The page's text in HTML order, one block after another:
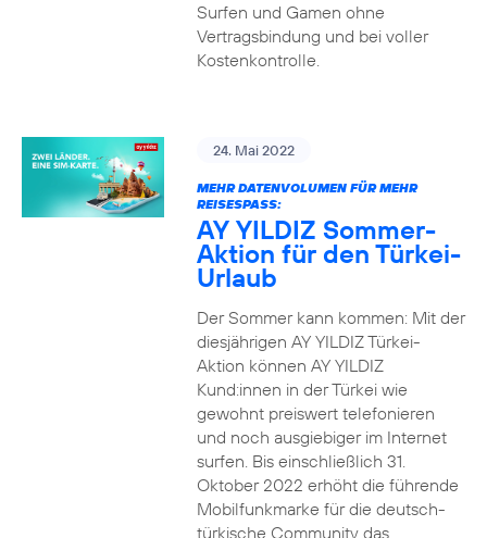
Surfen und Gamen ohne
Vertragsbindung und bei voller
Kostenkontrolle.
24. Mai 2022
MEHR DATENVOLUMEN FÜR MEHR
REISESPASS:
AY YILDIZ Sommer-
Aktion für den Türkei-
Urlaub
Der Sommer kann kommen: Mit der
diesjährigen AY YILDIZ Türkei-
Aktion können AY YILDIZ
Kund:innen in der Türkei wie
gewohnt preiswert telefonieren
und noch ausgiebiger im Internet
surfen. Bis einschließlich 31.
Oktober 2022 erhöht die führende
Mobilfunkmarke für die deutsch-
türkische Community das